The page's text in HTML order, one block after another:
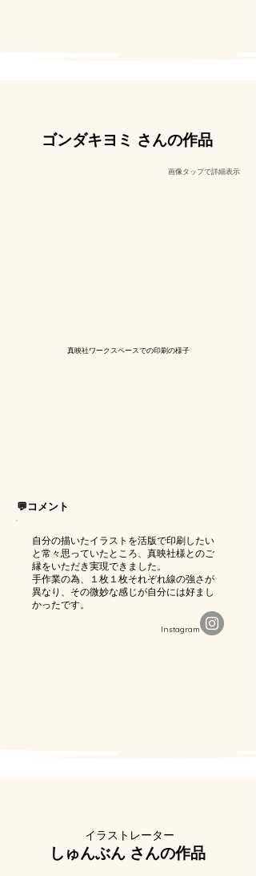
ゴンダキヨミ さんの作品
​画像タップで詳細表示
真映社ワークスペースでの印刷の様子
💬コメント
自分の描いたイラストを活版で印刷したい
と常々思っていたところ、真映社様とのご
縁をいただき実現できました。
手作業の為、１枚１枚それぞれ線の強さが
異なり、その微妙な感じが自分には好まし
かったです。
​Instagram
​イラストレーター
しゅんぶん さんの作品